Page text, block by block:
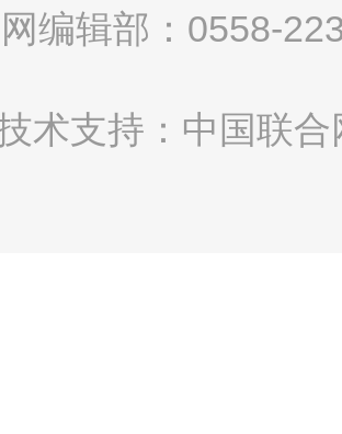
编辑部：0558-
术支持：中国联